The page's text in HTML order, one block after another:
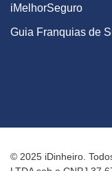
iMelhorSeguro
Guia Franquias de
© 2025 iDinheiro.